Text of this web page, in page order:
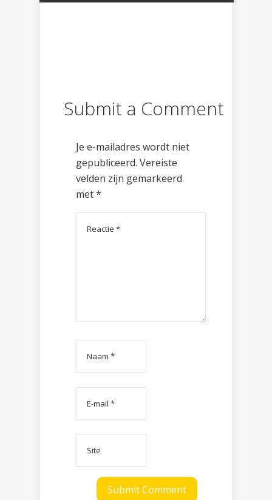
Submit a Comment
Je e-mailadres wordt niet
gepubliceerd. Vereiste
velden zijn gemarkeerd
met*